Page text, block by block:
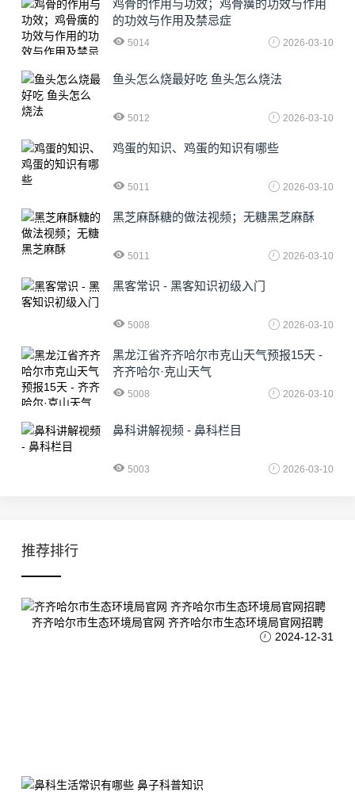
鸡骨的作用与功效；鸡骨癀的功效与作用
的功效与作用及禁忌症
5014 2026-03-10
鱼头怎么烧最好吃 鱼头怎么烧法
5012 2026-03-10
鸡蛋的知识、鸡蛋的知识有哪些
5011 2026-03-10
黑芝麻酥糖的做法视频；无糖黑芝麻酥
5011 2026-03-10
黑客常识 - 黑客知识初级入门
5008 2026-03-10
黑龙江省齐齐哈尔市克山天气预报15天 -
齐齐哈尔·克山天气
5008 2026-03-10
鼻科讲解视频 - 鼻科栏目
5003 2026-03-10
推荐排行
齐齐哈尔市生态环境局官网 齐齐哈尔市生态环境局官网招聘
2024-12-31